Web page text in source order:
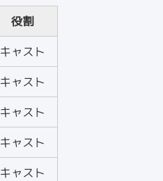
役割
キャスト
キャスト
キャスト
キャスト
キャスト